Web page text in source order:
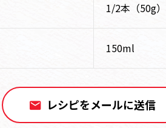
1/2本（50g）
150ml
レシピをメールに送信